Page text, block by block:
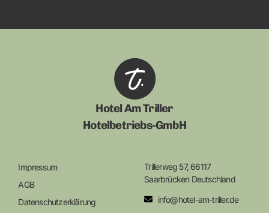
Hotel Am Triller
Hotelbetriebs-GmbH
Impressum
AGB
Datenschutzerklärung
Trillerweg 57, 66117
Saarbrücken Deutschland
info@hotel-am-triller.de